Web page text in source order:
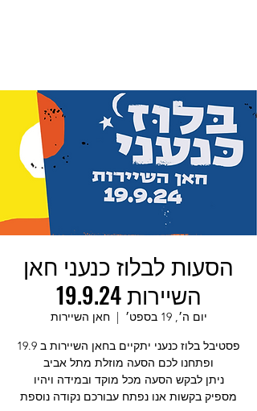
הסעות לבלוז כנעני חאן
השיירות 19.9.24
יום ה׳, 19 בספט׳
  |
חאן השיירות
פסטיבל בלוז כנעני יתקיים בחאן השיירות ב 19.9
ניתן לבקש הסעה מכל מוקד ובמידה ויהיו
מספיק בקשות אנו נפתח עבורכם נקודה נוספת